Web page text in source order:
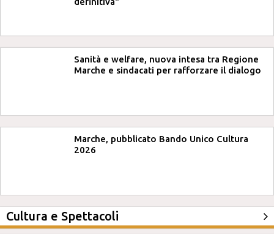
Sanità e welfare, nuova intesa tra Regione
Marche e sindacati per rafforzare il dialogo
Marche, pubblicato Bando Unico Cultura
2026
Cultura e Spettacoli